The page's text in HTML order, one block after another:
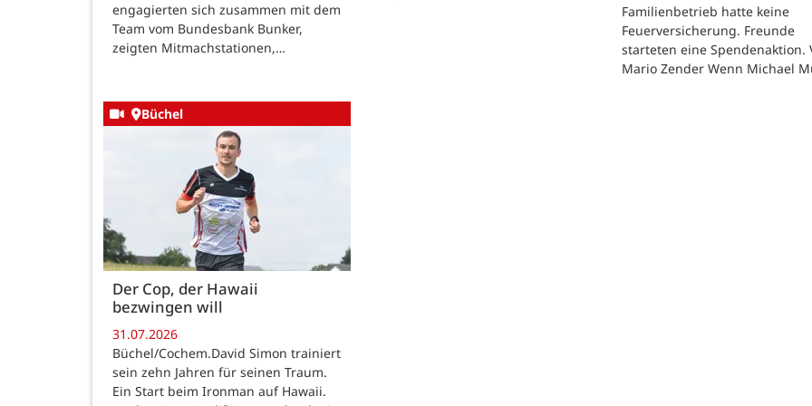
engagierten sich zusammen mit dem
Team vom Bundesbank Bunker,
zeigten Mitmachstationen,…
Familienbetrieb hatte keine
Feuerversicherung. Freunde
starteten eine Spendenaktion.
Mario Zender Wenn Michael
Büchel
Der Cop, der Hawaii
bezwingen will
31.07.2026
Büchel/Cochem.David Simon trainiert
sein zehn Jahren für seinen Traum.
Ein Start beim Ironman auf Hawaii.